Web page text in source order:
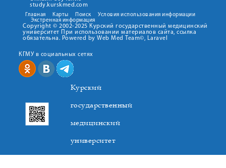
study.kurskmed.com
Главная Карты Поиск
Условия использования информации
Экстренная информация
Copyright © 2002-2025 Курский государственный медицинский
университет При использовании материалов сайта, ссылка
обязательна. Powered by Web Med Team©, Laravel
КГМУ в социальных сетях
Курский
государственный
медицинский
университет